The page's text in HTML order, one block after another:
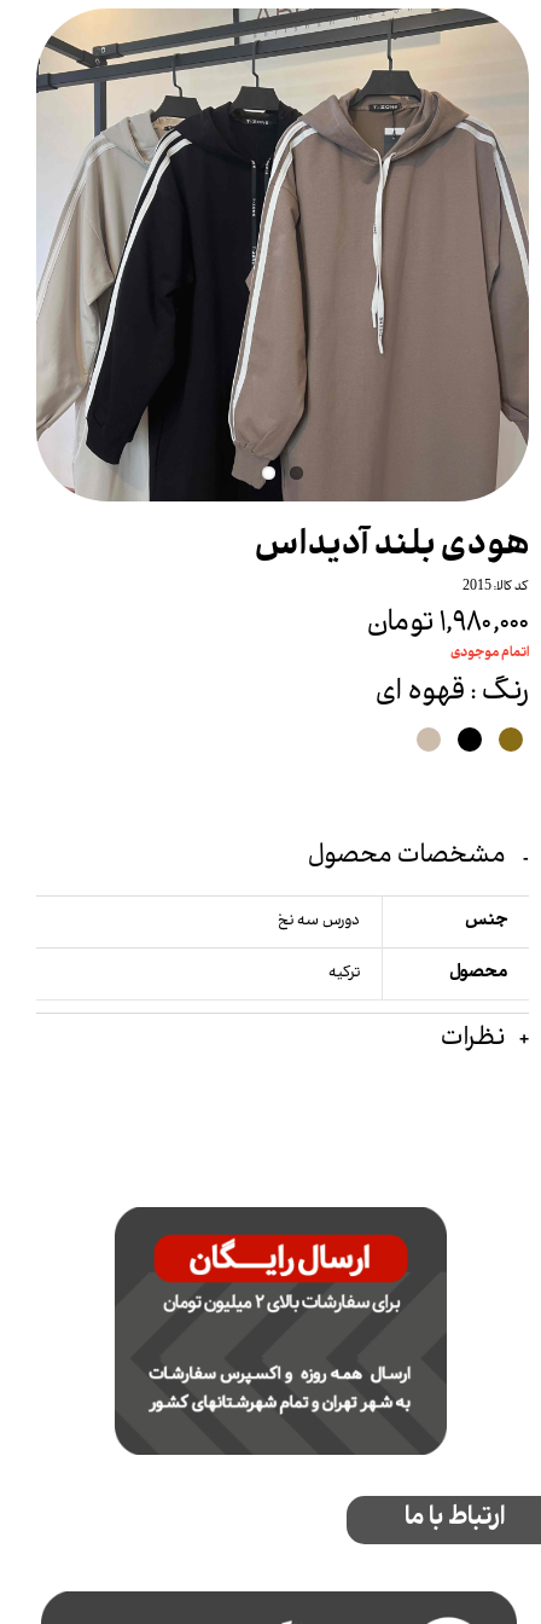
هودی بلند آدیداس
کد کالا: 2015
۱,۹۸۰,۰۰۰ تومان
اتمام موجودی
رنگ: قهوه ای
مشخصات محصول
جنس دورس سه نخ
محصول ترکیه
نظرات
ارتباط با ما